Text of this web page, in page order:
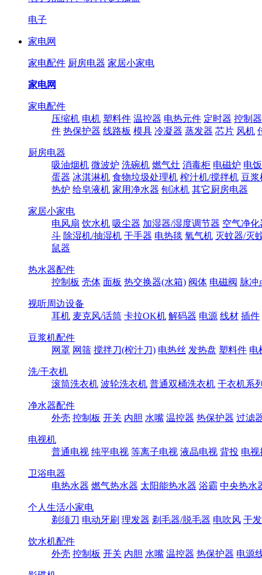
电子
家电网
家电配件 厨房电器 家居小家电
家电网
家电配件
压缩机 电机 塑料件 温控器 电热元件 定时器 控制器
件 热保护器 线路板 模具 冷凝器 蒸发器 芯片 风机
厨房电器
吸油烟机 微波炉 洗碗机 燃气灶 消毒柜 电磁炉 电
蛋器 冰淇淋机 食物垃圾处理机 榨汁机/搅拌机 豆浆
热炉 给皂液机 家用净水器 刨冰机 其它厨房电器
家居小家电
电风扇 饮水机 吸尘器 加湿器/湿度调节器 空气净
斗 除湿机/抽湿机 干手器 电热毯 氧气机 灭蚊器/灭
鼠器
热水器配件
控制板 壳体 面板 热交换器(水箱) 阀体 电磁阀 脉冲
视听周边设备
耳机 麦克风/话筒 卡拉OK机 解码器 电源 线材 插件
豆浆机配件
网罩 网筛 搅拌刀(榨汁刀) 电热丝 发热盘 塑料件 电
洗/干衣机
滚筒洗衣机 波轮洗衣机 普通双桶洗衣机 干衣机系
净水器配件
外壳 控制板 开关 内胆 水嘴 温控器 热保护器 过滤
电视机
普通电视 纯平电视 等离子电视 液晶电视 背投 电视
卫浴电器
电热水器 燃气热水器 太阳能热水器 浴霸 中央热水
个人生活小家电
剃须刀 电动牙刷 理发器 剃毛器/脱毛器 电吹风 干
饮水机配件
外壳 控制板 开关 内胆 水嘴 温控器 热保护器 电源